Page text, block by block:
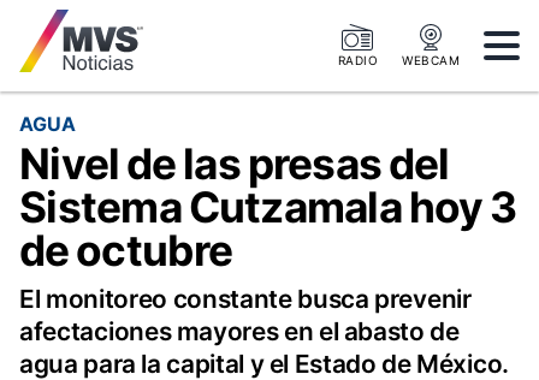
RADIO WEBCAM
AGUA
Nivel de las presas del
Sistema Cutzamala hoy 3
de octubre
El monitoreo constante busca prevenir
afectaciones mayores en el abasto de
agua para la capital y el Estado de México.